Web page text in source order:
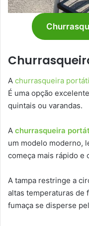
A churrasqueira
É uma opção
quintais ou varandas.
A churrasqueira
um modelo moderno,
começa mais rápido e
A tampa restringe a
altas temperaturas de
fumaça se disperse